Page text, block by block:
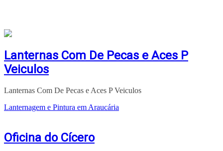
Lanternas Com De Pecas e Aces P
Veiculos
Lanternas Com De Pecas e Aces P Veiculos
Lanternagem e Pintura em Araucária
Oficina do Cícero